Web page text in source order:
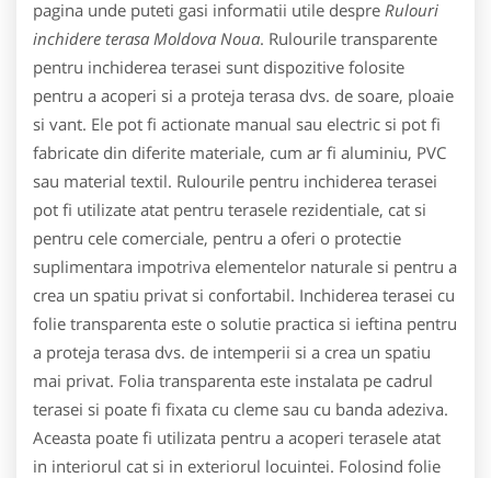
pagina unde puteti gasi informatii utile despre Rulouri
inchidere terasa Moldova Noua. Rulourile transparente
pentru inchiderea terasei sunt dispozitive folosite
pentru a acoperi si a proteja terasa dvs. de soare, ploaie
si vant. Ele pot fi actionate manual sau electric si pot fi
fabricate din diferite materiale, cum ar fi aluminiu, PVC
sau material textil. Rulourile pentru inchiderea terasei
pot fi utilizate atat pentru terasele rezidentiale, cat si
pentru cele comerciale, pentru a oferi o protectie
suplimentara impotriva elementelor naturale si pentru a
crea un spatiu privat si confortabil. Inchiderea terasei cu
folie transparenta este o solutie practica si ieftina pentru
a proteja terasa dvs. de intemperii si a crea un spatiu
mai privat. Folia transparenta este instalata pe cadrul
terasei si poate fi fixata cu cleme sau cu banda adeziva.
Aceasta poate fi utilizata pentru a acoperi terasele atat
in interiorul cat si in exteriorul locuintei. Folosind folie